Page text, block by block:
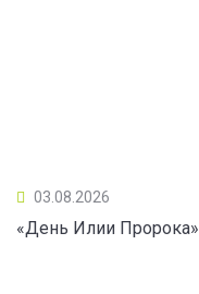
03.08.2026
«День Илии Пророка»